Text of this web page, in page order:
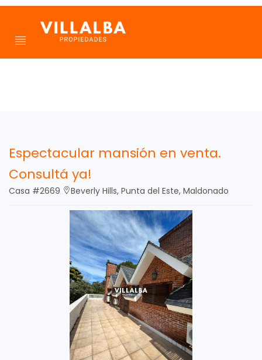
Espectacular mansión en venta.
Consultá ya!
Casa #2669 Beverly Hills, Punta del Este, Maldonado